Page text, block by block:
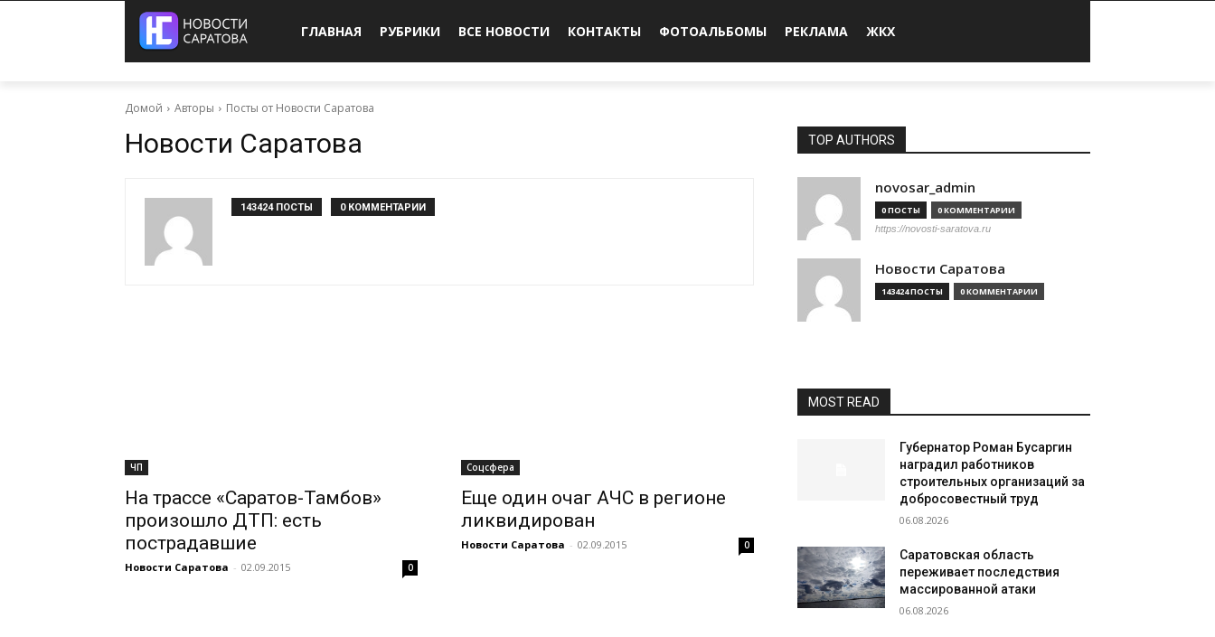
ГЛАВНАЯ РУБРИКИ ВСЕ НОВОСТИ КОНТАКТЫ ФОТОАЛЬБОМЫ РЕКЛАМА ЖКХ
Домой Авторы Посты от Новости Саратова
Новости Саратова
143424 ПОСТЫ 0 КОММЕНТАРИИ
ЧП
На трассе «Саратов-Тамбов»
произошло ДТП: есть
пострадавшие
Новости Саратова - 02.09.2015 0
Соцсфера
Еще один очаг АЧС в регионе
ликвидирован
Новости Саратова - 02.09.2015 0
TOP AUTHORS
novosar_admin
0 ПОСТЫ 0 КОММЕНТАРИИ
https://novosti-saratova.ru
Новости Саратова
143424 ПОСТЫ 0 КОММЕНТАРИИ
MOST READ
Губернатор Роман Бусаргин
наградил работников
строительных организаций за
добросовестный труд
06.08.2026
Саратовская область
переживает последствия
массированной атаки
06.08.2026